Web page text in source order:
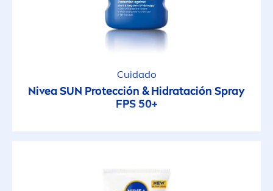
Cuidado
NiveaSUN Protección & Hidratación Spray
FPS 50+